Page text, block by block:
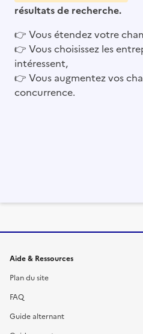
résultats de recherche.
👉 Vous étendez votre
👉 Vous choisissez les
intéressent,
👉 Vous augmentez vos
concurrence.
Informations et
Aide & Ressources
Plan du site
FAQ
Guide alternant